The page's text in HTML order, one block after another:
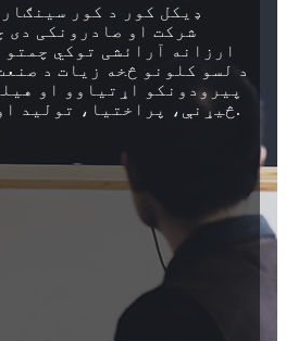
ډیکل کور د کور
شرکت او صادرونکی دی
ارزانه آرائشی توکي
د لسو کلونو څخه زیات د
پیرودونکو اړتیاوو او
څیړنې، پراختیا، تولید او خدماتو ته ژمن یو.